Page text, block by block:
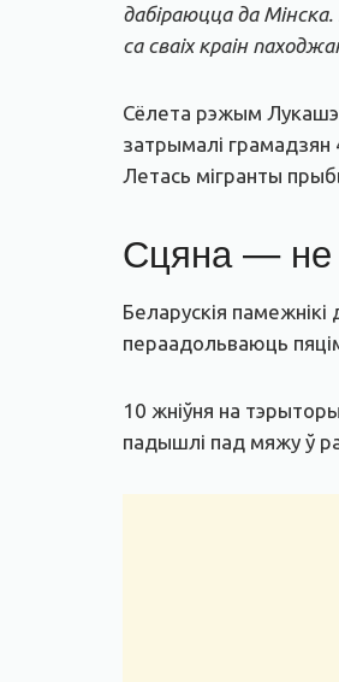
дабіраюцца да
са сваіх краін
Сёлета рэжым
затрымалі грамадзян
Летась мігранты
Сцяна — не
Беларускія
пераадольваюць
10 жніўня на
падышлі пад мяжу ў